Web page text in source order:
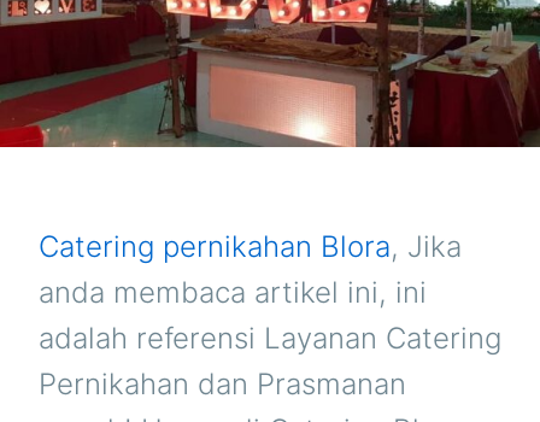
Catering pernikahan Blora, Jika
anda membaca artikel ini, ini
adalah referensi Layanan Catering
Pernikahan dan Prasmanan